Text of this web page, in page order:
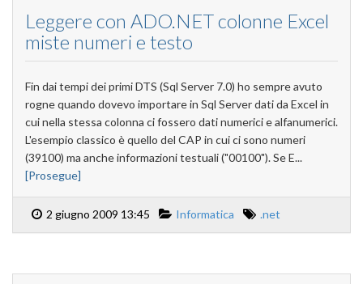
Leggere con ADO.NET colonne Excel
miste numeri e testo
Fin dai tempi dei primi DTS (Sql Server 7.0) ho sempre avuto
rogne quando dovevo importare in Sql Server dati da Excel in
cui nella stessa colonna ci fossero dati numerici e alfanumerici.
L'esempio classico è quello del CAP in cui ci sono numeri
(39100) ma anche informazioni testuali ("00100"). Se E...
[Prosegue]
2 giugno 2009 13:45 Informatica .net